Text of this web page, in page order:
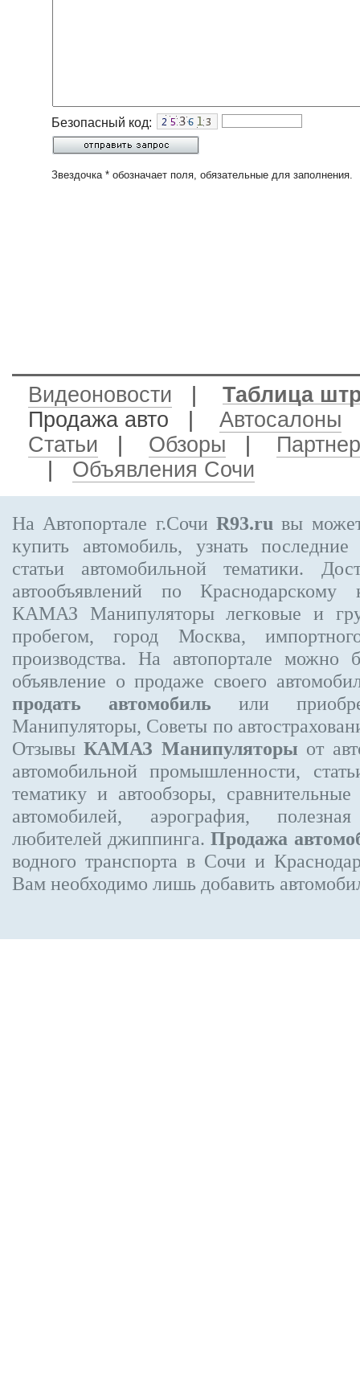
Безопасный код:
Звездочка * обозначает поля, обязательные для заполнения.
Видеоновости
Таблица
Продажа авто
Автосалоны
Статьи
Обзоры
Объявления Сочи
На Автопортале г.СочиR93.ru вы
купить автомобиль, узнать
статьи автомобильной тематики.
автообъявлений по
КАМАЗ Манипуляторылегковые и
пробегом, город Москва,
производства. На автопортале можно
объявление о продаже своего
продать автомобиль или
Манипуляторы, Советы по
ОтзывыКАМАЗ Манипуляторы от
автомобильной промышленности,
тематику и автообзоры,
автомобилей, аэрография,
любителей джиппинга.Продажа
водного транспорта в Сочи и
Вам необходимо лишь добавить